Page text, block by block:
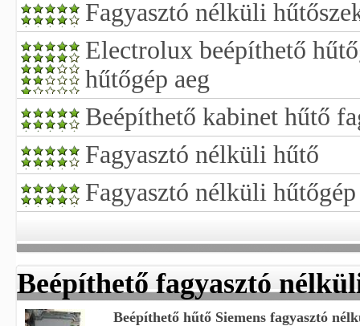
Fagyasztó nélküli
Electrolux beépíthető
hűtőgép aeg
Beépíthető kabinet hűtő
Fagyasztó nélküli hűtő
Fagyasztó nélküli hűtőgép
Beépíthető fagyasztó
Beépíthető hűtő Siemens fagyasztó